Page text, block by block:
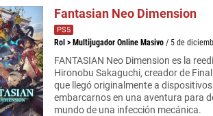
Fantasian Neo Dimension
PS5
Rol > Multijugador Online Masivo / 5 de
FANTASIAN Neo Dimension es la
Hironobu Sakaguchi, creador de
que llegó originalmente a
embarcarnos en una aventura para
mundo de una infección mecánica.